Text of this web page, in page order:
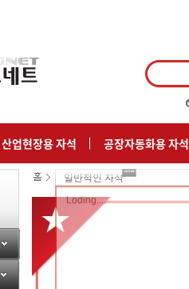
업현장용 자석 공장자동화용 자석
일반적인 자석
Loding....